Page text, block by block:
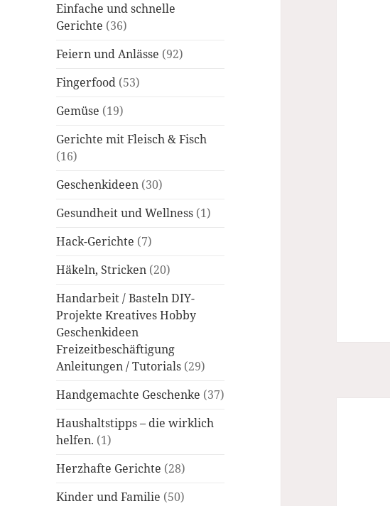
Einfache und schnelle
Gerichte (36)
Feiern und Anlässe (92)
Fingerfood (53)
Gemüse (19)
Gerichte mit Fleisch & Fisch
(16)
Geschenkideen (30)
Gesundheit und Wellness (1)
Hack-Gerichte (7)
Häkeln, Stricken (20)
Handarbeit / Basteln DIY-
Projekte Kreatives Hobby
Geschenkideen
Freizeitbeschäftigung
Anleitungen / Tutorials (29)
Handgemachte Geschenke (37)
Haushaltstipps – die wirklich
helfen. (1)
Herzhafte Gerichte (28)
Kinder und Familie (50)